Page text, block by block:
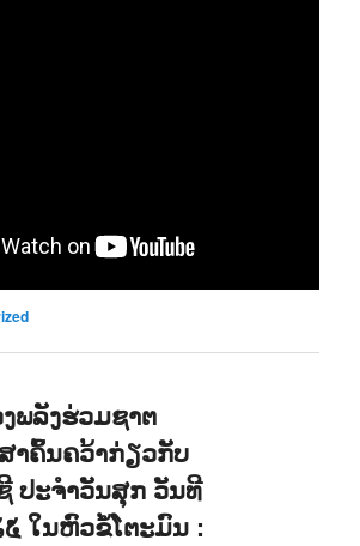
ພລັງຮ່ວມຊາຕ
າຄົ້ນຄວ້າກ່ຽວກັບ
ປະຈຳວັນສຸກ ວັນທີ
ໃນຫົວຂໍ້ໂຕະມົນ :